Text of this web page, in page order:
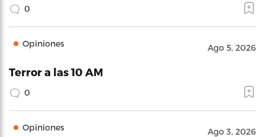
0
Opiniones Ago 5, 2026
Terror a las 10 AM
0
Opiniones Ago 3, 2026